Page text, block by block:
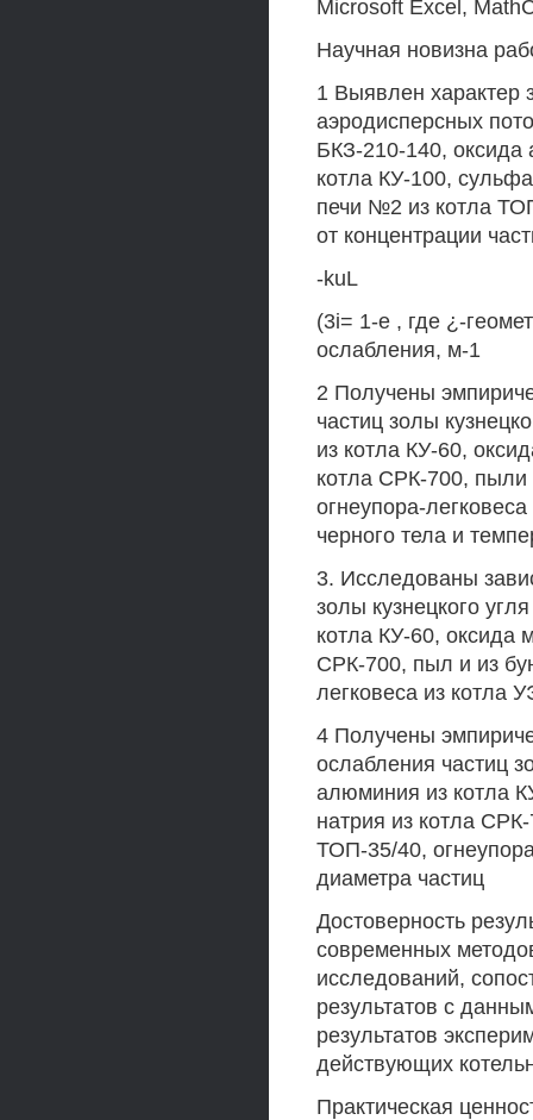
Microsoft Excel,
Научная новизна
1 Выявлен характер
аэродисперсных
БКЗ-210-140, оксида
котла КУ-100,
печи №2 из котла
от концентрации
-kuL
(3i= 1-е , где ¿-
ослабления, м-1
2 Получены
частиц золы
из котла КУ-60,
котла СРК-700,
огнеупора-
черного тела и
3. Исследованы
золы кузнецкого
котла КУ-60, оксида
СРК-700, пыл и из
легковеса из котла
4 Получены
ослабления частиц
алюминия из котла
натрия из котла
ТОП-35/40,
диаметра частиц
Достоверность
современных
исследований,
результатов с
результатов
действующих
Практическая